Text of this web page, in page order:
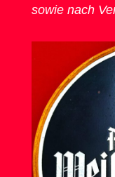
sowie nach